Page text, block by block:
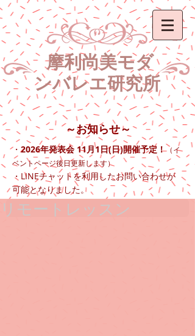
​ 摩利尚美モダ
ンバレエ研究所
～お知らせ～
・2026年発表会 11月1日(日)開催予定！（イ
ベントページ後日更新します）
・ LINEチャットを利用したお問い合わせが
可能となりました。​​
リモートレッスン